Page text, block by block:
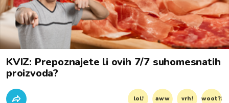
KVIZ: Prepoznajete li ovih 7/7 suhomesnatih
proizvoda?
lol! aww vrh! woot?!